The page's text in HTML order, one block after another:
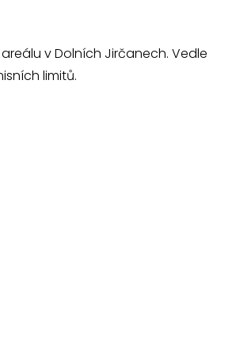
v Dolních Jirčanech. Vedle
limitů.